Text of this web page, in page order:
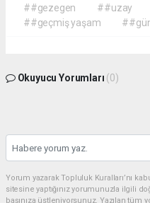
##gezegen
##uzay
##geçmiş yaşam
Okuyucu Yorumları (0)
Yorum yazarak Topluluk Kuralları’nı
sitesine yaptığınız yorumunuzla ilgili
başınıza üstleniyorsunuz. Yazılan